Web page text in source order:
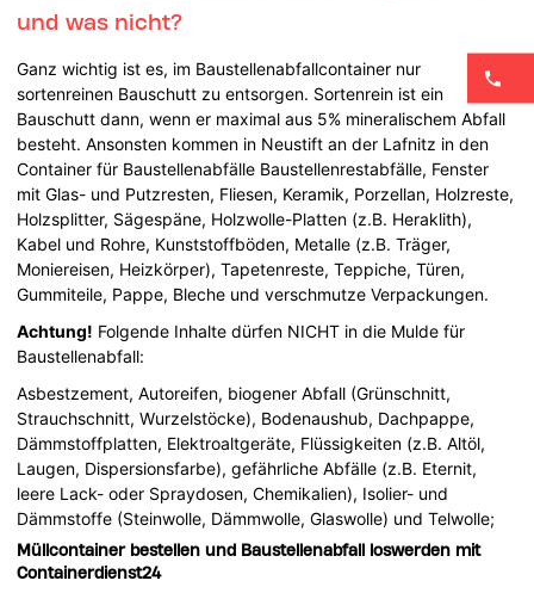
und was nicht?
Ganz wichtig ist es, im Baustellenabfallcontainer nur
sortenreinen Bauschutt zu entsorgen. Sortenrein ist ein
Bauschutt dann, wenn er maximal aus 5% mineralischem Abfall
besteht. Ansonsten kommen in Neustift an der Lafnitz in den
Container für Baustellenabfälle Baustellenrestabfälle, Fenster
mit Glas- und Putzresten, Fliesen, Keramik, Porzellan, Holzreste,
Holzsplitter, Sägespäne, Holzwolle-Platten (z.B. Heraklith),
Kabel und Rohre, Kunststoffböden, Metalle (z.B. Träger,
Moniereisen, Heizkörper), Tapetenreste, Teppiche, Türen,
Gummiteile, Pappe, Bleche und verschmutze Verpackungen.
Achtung! Folgende Inhalte dürfen NICHT in die Mulde für
Baustellenabfall:
Asbestzement, Autoreifen, biogener Abfall (Grünschnitt,
Strauchschnitt, Wurzelstöcke), Bodenaushub, Dachpappe,
Dämmstoffplatten, Elektroaltgeräte, Flüssigkeiten (z.B. Altöl,
Laugen, Dispersionsfarbe), gefährliche Abfälle (z.B. Eternit,
leere Lack- oder Spraydosen, Chemikalien), Isolier- und
Dämmstoffe (Steinwolle, Dämmwolle, Glaswolle) und Telwolle;
Müllcontainer bestellen und Baustellenabfall loswerden mit
Containerdienst24